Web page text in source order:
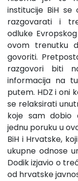
institucije BiH se
razgovarati i
odluke
ovom trenutku
govoriti.
razgovori biti
informacija na
putem. HDZ i oni
se relaksirati
koje sam dobio
jednu poruku u
BiH i Hrvatske,
ukupne odnose
Dodik izjavio o
od hrvatske